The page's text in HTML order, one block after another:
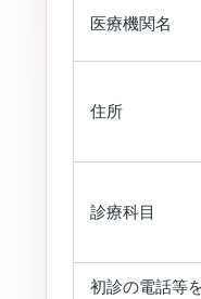
医療機関名
住所
診療科目
初診の電話等